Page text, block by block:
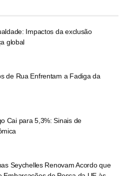
Impactos da exclusão
global
de Rua Enfrentam a Fadiga da
Cai para 5,3%: Sinais de
Seychelles Renovam Acordo que